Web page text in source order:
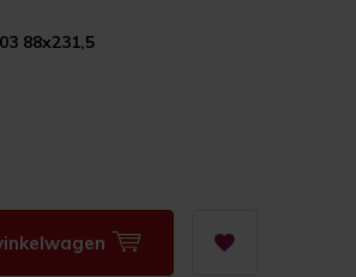
88x231,5